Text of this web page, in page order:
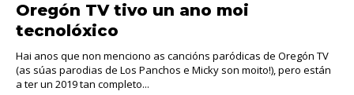
Oregón TV tivo un ano moi
tecnolóxico
Hai anos que non menciono as cancións paródicas de Oregón TV
(as súas parodias de Los Panchos e Micky son moito!), pero están
a ter un 2019 tan completo...